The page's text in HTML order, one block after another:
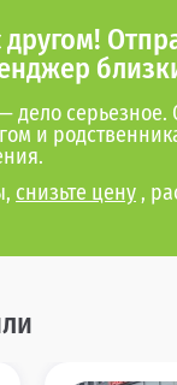
другом!
дело серьезное.
и
снизьте цену ,